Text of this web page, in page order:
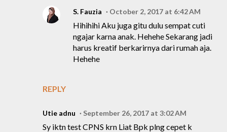
REPLY
S. Fauzia October 2, 2017 at 6:42 AM
Hihihihi Aku juga gitu dulu sempat cuti
ngajar karna anak. Hehehe Sekarang jadi
harus kreatif berkarirnya dari rumah aja.
Hehehe
Utie adnu September 26, 2017 at 3:02 AM
Sy iktn test CPNS krn Liat Bpk plng cepet k